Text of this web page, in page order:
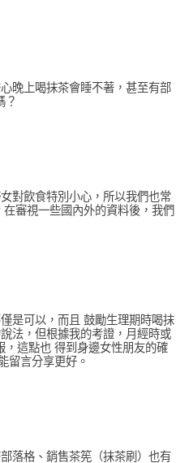
晚上喝抹茶會睡不著，甚至有部
？
對飲食特別小心，所以我們也常
審視一些國內外的資料後，我們
是可以，而且 鼓勵生理期時喝抹
法，但根據我的考證，月經時或
，這點也 得到身邊女性朋友的確
留言分享更好。
落格、銷售茶筅（抹茶刷）也有